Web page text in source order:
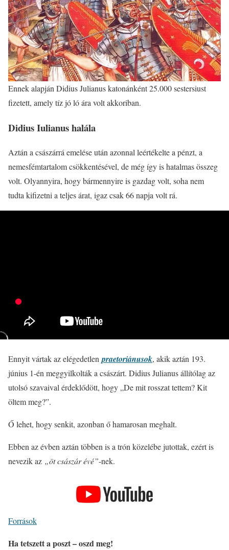
Ennek alapján Didius Julianus katonánként 25.000 sestersiust
fizetett, amely tíz jó ló ára volt akkoriban.
Didius Iulianus halála
Aztán a császárrá emelése után azonnal leértékelte a pénzt, a
nemesfémtartalom csökkentésével, de még így is hatalmas összeg
volt. Olyannyira, hogy bármennyire is gazdag volt, soha nem
tudta kifizetni a teljes árat, igaz csak 66 napja volt rá.
Ennyit vártak az elégedetlenpraetoriánusok, akik aztán 193.
június 1-én meggyilkolták a császárt. Didius Julianus állítólag az
utolsó szavaival érdeklődött, hogy „De mit rosszat tettem? Kit
öltem meg?”.
Ő lehet, hogy senkit, azonban ő hamarosan meghalt.
Ebben az évben aztán többen is a trón közelébe jutottak, ezért is
nevezik az „öt császár évé”-nek.
Források
Ha tetszett a poszt – oszd meg!